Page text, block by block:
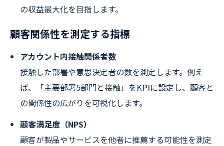
の収益最大化を目指します。
顧客関係性を測定する指標
アカウント内接触関係者数
接触した部署や意思決定者の数を測定します。例え
ば、「主要部署5部門と接触」をKPIに設定し、顧客と
の関係性の広がりを可視化します。
顧客満足度（NPS）
顧客が製品やサービスを他者に推薦する可能性を測定